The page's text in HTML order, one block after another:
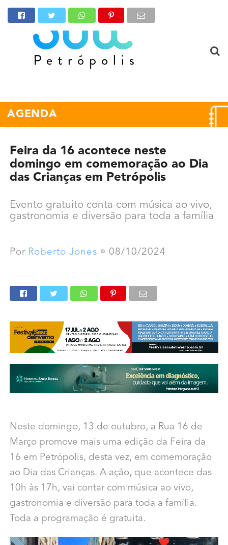
AGENDA
Feira da 16 acontece neste
domingo em comemoração ao Dia
das Crianças em Petrópolis
Evento gratuito conta com música ao vivo,
gastronomia e diversão para toda a família
Por Roberto Jones 08/10/2024
Neste domingo, 13 de outubro, a Rua 16 de
Março promove mais uma edição da Feira da
16 em Petrópolis, desta vez, em comemoração
ao Dia das Crianças. A ação, que acontece das
10h às 17h, vai contar com música ao vivo,
gastronomia e diversão para toda a família.
Toda a programação é gratuita.